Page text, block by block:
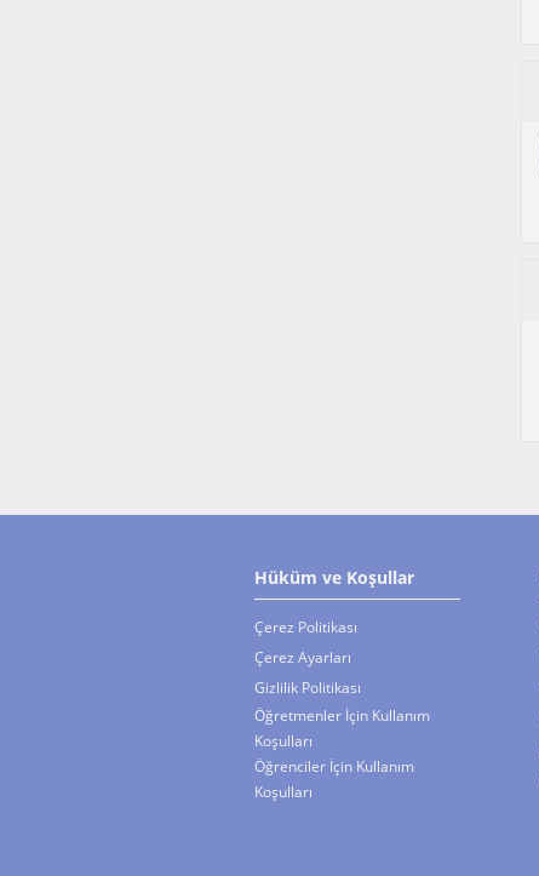
Hüküm ve Koşullar
Çerez Politikası
Çerez Ayarları
Gizlilik Politikası
Öğretmenler İçin Kullanım
Koşulları
Öğrenciler İçin Kullanım
Koşulları